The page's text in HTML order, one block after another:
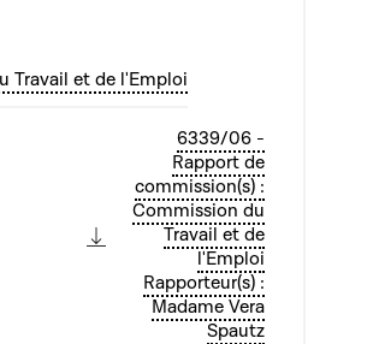
Travail et de l'Emploi
6339/06 -
Rapport de
commission(s) :
Commission du
Travail et de
l'Emploi
Rapporteur(s) :
Madame Vera
Spautz